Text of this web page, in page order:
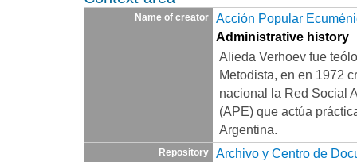
Name of creator
Acción Popular
Administrative history
Alieda Verhoev fue
Metodista, en en 1972
nacional la Red Social
(APE) que actúa
Argentina.
Repository Archivo y Centro de